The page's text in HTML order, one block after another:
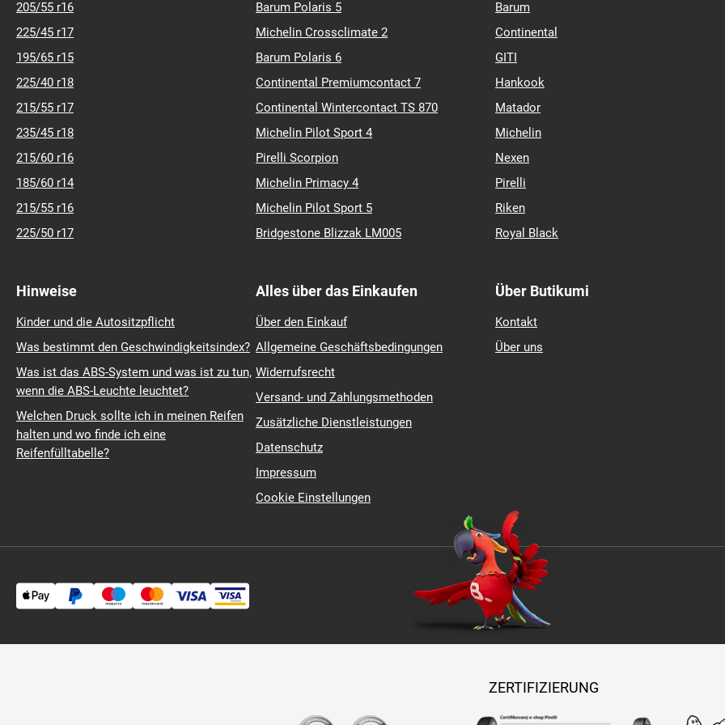
205/55 r16
225/45 r17
195/65 r15
225/40 r18
215/55 r17
235/45 r18
215/60 r16
185/60 r14
215/55 r16
225/50 r17
Barum Polaris 5
Michelin Crossclimate 2
Barum Polaris 6
Continental Premiumcontact 7
Continental Wintercontact TS 870
Michelin Pilot Sport 4
Pirelli Scorpion
Michelin Primacy 4
Michelin Pilot Sport 5
Bridgestone Blizzak LM005
Barum
Continental
GITI
Hankook
Matador
Michelin
Nexen
Pirelli
Riken
Royal Black
Hinweise
Kinder und die Autositzpflicht
Was bestimmt den Geschwindigkeitsindex?
Was ist das ABS-System und was ist zu tun,
wenn die ABS-Leuchte leuchtet?
Welchen Druck sollte ich in meinen Reifen
halten und wo finde ich eine
Reifenfülltabelle?
Alles über das Einkaufen
Über den Einkauf
Allgemeine Geschäftsbedingungen
Widerrufsrecht
Versand- und Zahlungsmethoden
Zusätzliche Dienstleistungen
Datenschutz
Impressum
Cookie Einstellungen
Über Butikumi
Kontakt
Über uns
ZERTIFIZIERUNG